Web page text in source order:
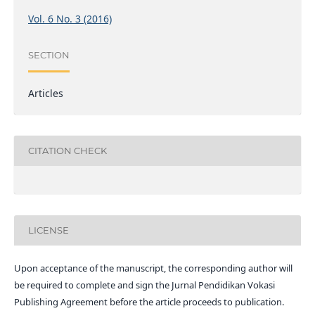
Vol. 6 No. 3 (2016)
SECTION
Articles
CITATION CHECK
LICENSE
Upon acceptance of the manuscript, the corresponding author will
be required to complete and sign the Jurnal Pendidikan Vokasi
Publishing Agreement before the article proceeds to publication.